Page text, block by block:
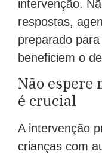
intervenção.
respostas,
preparado
beneficiem o
Não espere
é crucial
A intervenção
crianças com